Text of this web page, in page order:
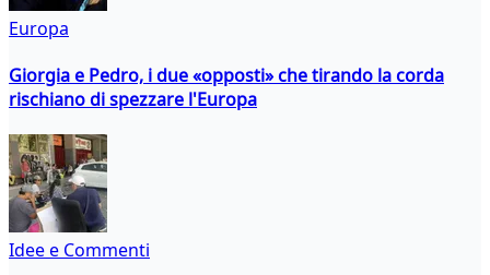
Europa
Giorgia e Pedro, i due «opposti» che tirando la corda
rischiano di spezzare l'Europa
Idee e Commenti